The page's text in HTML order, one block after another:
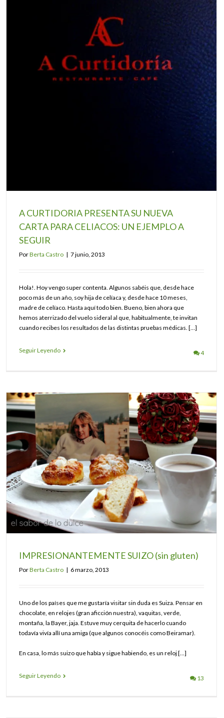
A CURTIDORIA PRESENTA SU NUEVA
CARTA PARA CELIACOS: UN EJEMPLO A
SEGUIR
PorBerta Castro | 7 junio, 2013
Hola!. Hoy vengo super contenta. Algunos sabéis que, desde hace
poco más de un año, soy hija de celíaca y, desde hace 10 meses,
madre de celíaco. Hasta aquí todo bien. Bueno, bien ahora que
hemos aterrizado del vuelo sideral al que, habitualmente, te invitan
cuando recibes los resultados de las distintas pruebas médicas. […]
Seguir Leyendo 4
IMPRESIONANTEMENTE SUIZO (sin gluten)
PorBerta Castro | 6 marzo, 2013
Uno de los países que me gustaría visitar sin duda es Suiza. Pensar en
chocolate, en relojes (gran aficción nuestra), vaquitas, verde,
montaña, la Bayer, jaja. Estuve muy cerquita de hacerlo cuando
todavía vivía allí una amiga (que algunos conocéis como Beiramar).
En casa, lo más suizo que había y sigue habiendo, es un reloj […]
Seguir Leyendo 13